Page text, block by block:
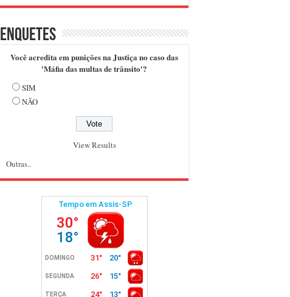
Enquetes
Você acredita em punições na Justiça no caso das
'Máfia das multas de trânsito'?
SIM
NÃO
View Results
Outras..